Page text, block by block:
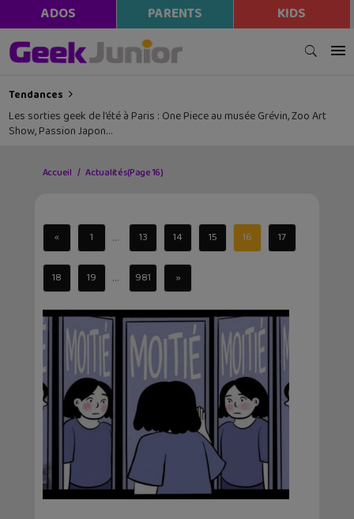
ADOS PARENTS KIDS
Tendances
Les sorties geek de l’été à Paris : One Piece au musée Grévin, Zoo Art
Show, Passion Japon…
Accueil Actualités(Page 16)
« 1 ... 13 14 15 16 17
18 19 ... 981 »